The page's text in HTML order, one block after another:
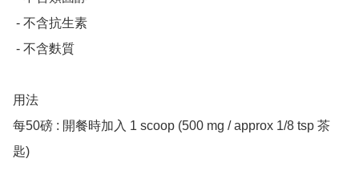
用法
每50磅 : 開餐時加入 1 scoop (500 mg / approx 1/8 tsp 茶
匙)